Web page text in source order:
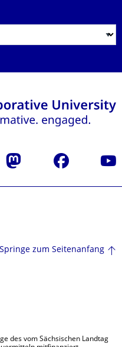
Mastodon Facebook
Springe zum Seitenanfang
des vom Sächsischen Landtag